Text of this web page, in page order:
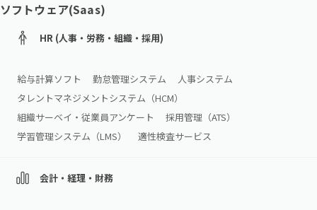
ソフトウェア(Saas)
HR (人事・労務・組織・採用)
給与計算ソフト 勤怠管理システム
人事システム
タレントマネジメントシステム（HCM）
組織サーベイ・従業員アンケート
採用管理（ATS）
学習管理システム（LMS）
適性検査サービス
会計・経理・財務